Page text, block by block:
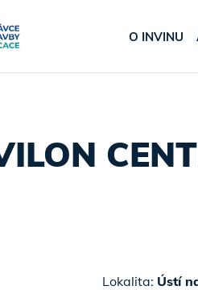
O INVINU
Lokalita: Ústí